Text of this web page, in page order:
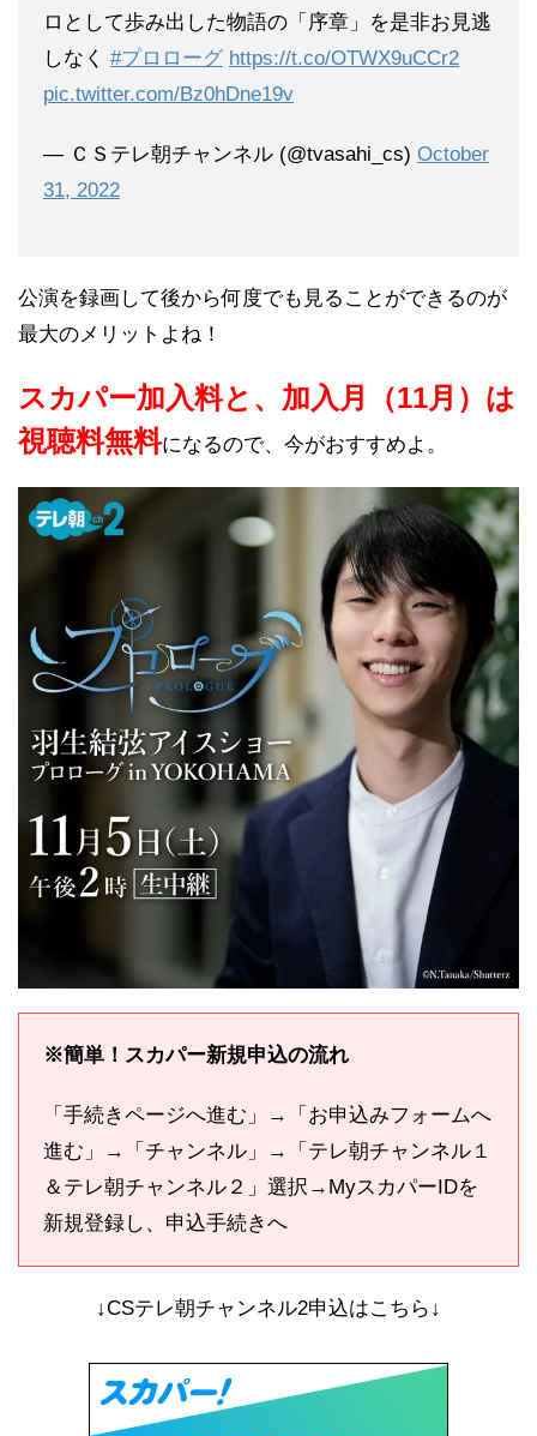
ロとして歩み出した物語の「序章」を是非お見逃
しなく #プロローグ https://t.co/OTWX9uCCr2
pic.twitter.com/Bz0hDne19v
— ＣＳテレ朝チャンネル (@tvasahi_cs) October
31, 2022
公演を録画して後から何度でも見ることができるのが
最大のメリットよね！
スカパー加入料と、加入月（11月）は
視聴料無料になるので、今がおすすめよ。
※簡単！スカパー新規申込の流れ
「手続きページへ進む」→「お申込みフォームへ
進む」→「チャンネル」→「テレ朝チャンネル１
＆テレ朝チャンネル２」選択→MyスカパーIDを
新規登録し、申込手続きへ
↓CSテレ朝チャンネル2申込はこちら↓